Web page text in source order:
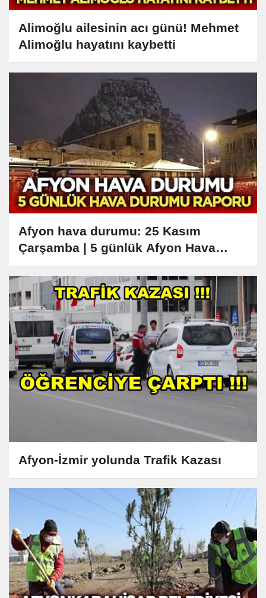
Alimoğlu ailesinin acı günü! Mehmet
Alimoğlu hayatını kaybetti
Afyon hava durumu: 25 Kasım
Çarşamba | 5 günlük Afyon Hava
Durumu
Afyon-İzmir yolunda Trafik Kazası